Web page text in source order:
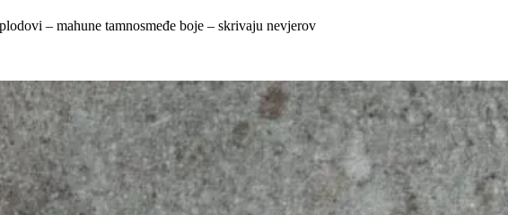
– mahune tamnosmeđe boje – skrivaju nevjerov